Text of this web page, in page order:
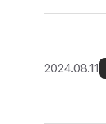
2024.08.11